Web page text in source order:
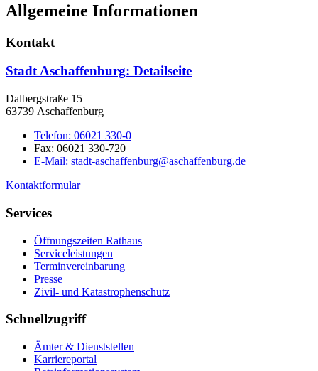
Allgemeine Informationen
Kontakt
Stadt Aschaffenburg: Detailseite
Dalbergstraße 15
63739 Aschaffenburg
Telefon: 06021 330-0
Fax: 06021 330-720
E-Mail: stadt-aschaffenburg@aschaffenburg.de
Kontaktformular
Services
Öffnungszeiten Rathaus
Serviceleistungen
Terminvereinbarung
Presse
Zivil- und Katastrophenschutz
Schnellzugriff
Ämter & Dienststellen
Karriereportal